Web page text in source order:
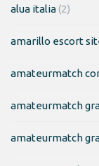
alua italia(2)
amarillo escort
amateurmatch
amateurmatch
amateurmatch